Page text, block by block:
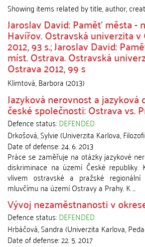
Showing items related by title, author,
Jaroslav David: Paměť města -
Havířov. Ostravská univerzita
2012, 93 s.; Jaroslav David:
míst. Ostrava. Ostravská
Ostrava 2012, 99 s
Klimtová, Barbora(2013)
Jazyková nerovnost a
české společnosti: Ostrava vs.
Defence status:DEFENDED
Drkošová, Sylvie(Univerzita Karlova,
Date of defense:24. 6. 2013
Práce se zaměřuje na otázky jazykové
diskriminace na území České republiky.
vlivem ostravské a pražské
mluvčímu na území Ostravy a Prahy. K ...
Vývoj nezaměstnanosti v
Defence status:DEFENDED
Hrbáčová, Sandra(Univerzita Karlova,
Date of defense:22. 5. 2017